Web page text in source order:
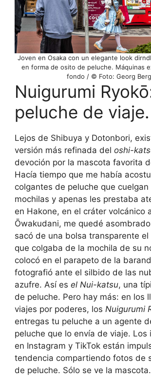
Joven en Osaka con un elegante look
en forma de osito de peluche. Máquinas
fondo / © Foto: Georg Berg
Nuigurumi
peluche de viaje.
Lejos de Shibuya y Dotonbori,
versión más refinada del oshi-
devoción por la mascota favorita
Hacía tiempo que me había
colgantes de peluche que cuelgan
mochilas y apenas les prestaba
en Hakone, en el cráter volcánico
Ōwakudani, me quedé
sacó de una bolsa transparente el
que colgaba de la mochila de su
colocó en el parapeto de la
fotografió ante el silbido de las
azufre. Así es el Nui-katsu, una
de peluche. Pero hay más: en los
viajes por poderes, los Nuigurumi
entregas tu peluche a un agente
peluche que lo envía de viaje. Los
en Instagram y TikTok están
tendencia compartiendo fotos de
de peluche. Sólo se ve la mascota.